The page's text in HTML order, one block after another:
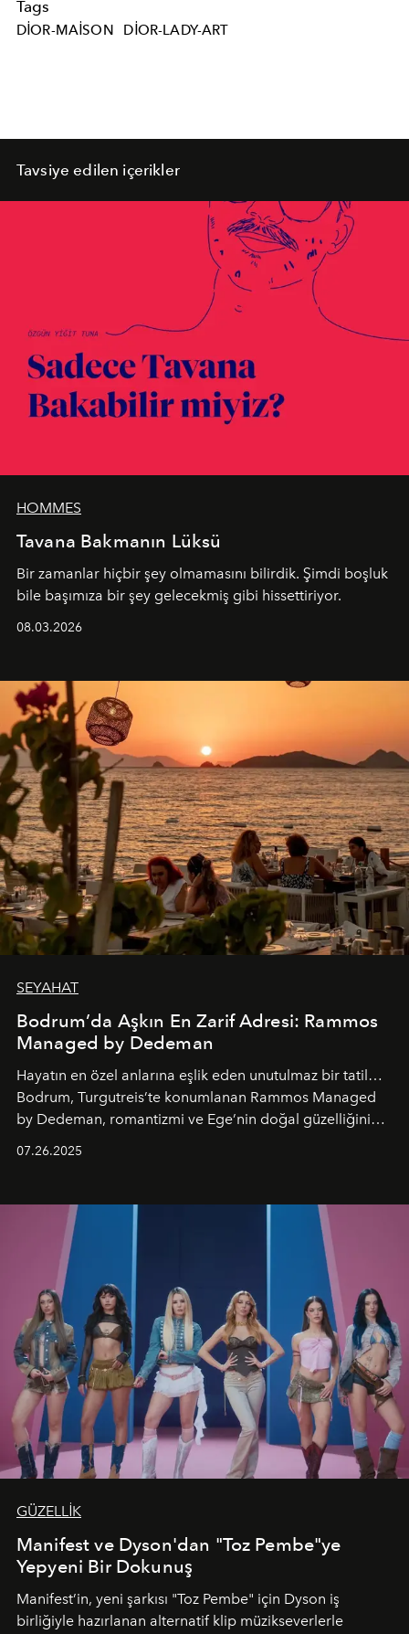
Tags
DIOR-MAISON DIOR-LADY-ART
Tavsiye edilen içerikler
HOMMES
Tavana Bakmanın Lüksü
Bir zamanlar hiçbir şey olmamasını bilirdik. Şimdi boşluk
bile başımıza bir şey gelecekmiş gibi hissettiriyor.
08.03.2026
SEYAHAT
Bodrum’da Aşkın En Zarif Adresi: Rammos
Managed by Dedeman
Hayatın en özel anlarına eşlik eden unutulmaz bir tatil…
Bodrum, Turgutreis’te konumlanan Rammos Managed
by Dedeman, romantizmi ve Ege’nin doğal güzelliğini
07.26.2025
GÜZELLİK
Manifest ve Dyson'dan "Toz Pembe"ye
Yepyeni Bir Dokunuş
Manifest’in, yeni şarkısı "Toz Pembe" için Dyson iş
birliğiyle hazırlanan alternatif klip müzikseverlerle